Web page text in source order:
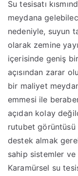
Su tesisatı
meydana
nedeniyle, suyun
olarak zemine
içerisinde geniş
açısından zarar
bir maliyet
emmesi ile
açıdan kolay
rutubet görüntüsü
destek almak
sahip sistemler
Karamürsel su